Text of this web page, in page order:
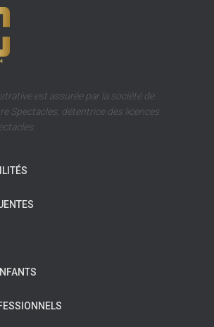
est assurée par la société de
Spectacles, détentrice des licences